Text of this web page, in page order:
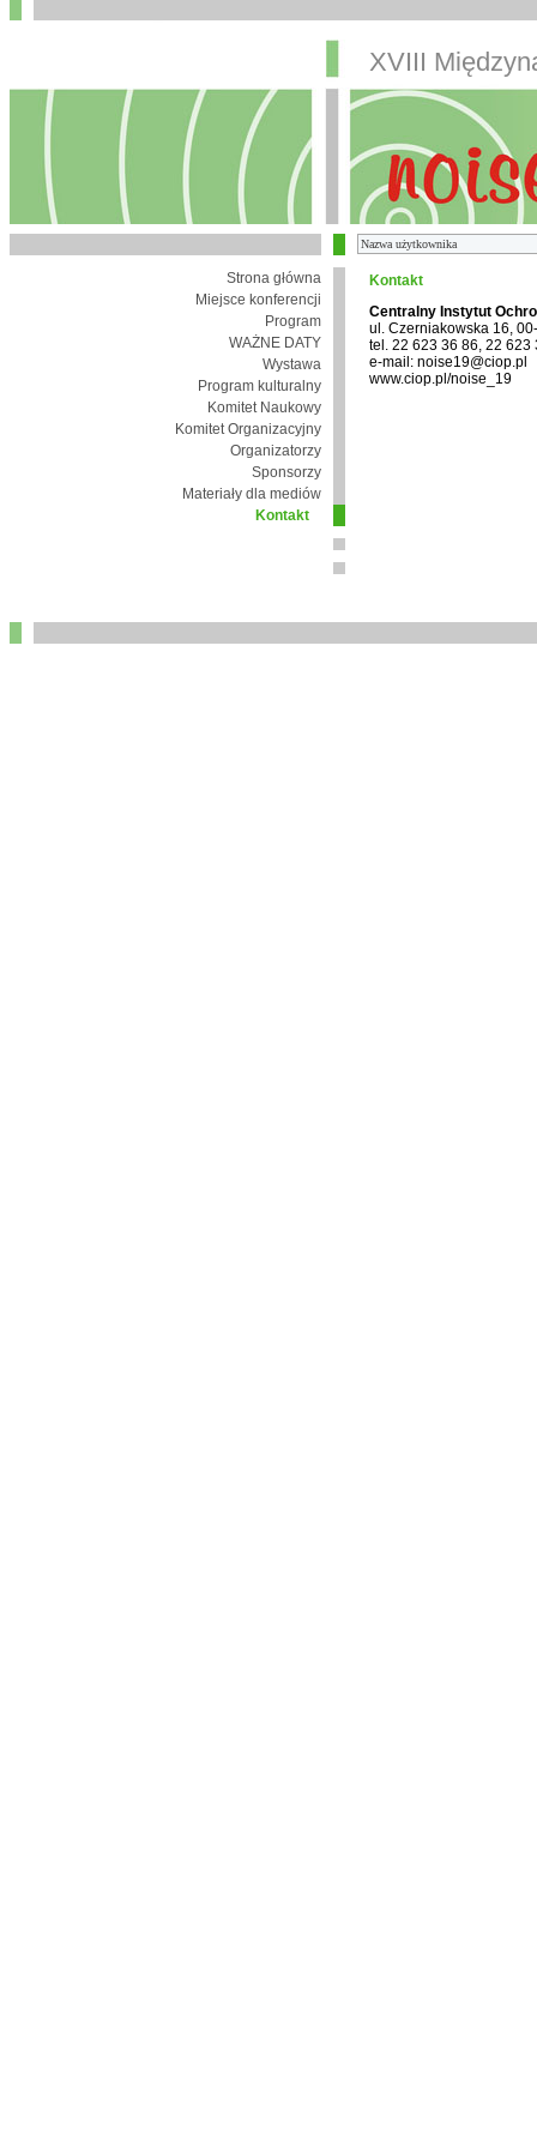
XVIII
Strona główna
Miejsce konferencji
Program
WAŻNE DATY
Wystawa
Program kulturalny
Komitet Naukowy
Komitet Organizacyjny
Organizatorzy
Sponsorzy
Materiały dla mediów
Kontakt
Kontakt
Centralny Instytut
ul. Czerniakowska 16,
tel. 22 623 36 86, 22 623
e-mail: noise19@ciop.pl
www.ciop.pl/noise_19